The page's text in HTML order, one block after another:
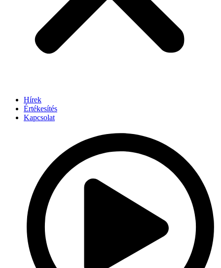
Hírek
Értékesítés
Kapcsolat